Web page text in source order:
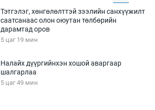
Тэтгэлэг, хөнгөлөлттэй зээлийн санхүүжилт
саатсанаас олон оюутан төлбөрийн
дарамтад оров
5 цаг 19 мин
Налайх дүүргийнхэн хошой аваргаар
шалгарлаа
5 цаг 49 мин